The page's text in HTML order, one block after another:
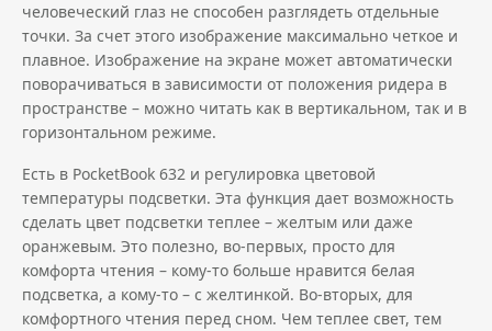
человеческий глаз не способен разглядеть отдельные
точки. За счет этого изображение максимально четкое и
плавное. Изображение на экране может автоматически
поворачиваться в зависимости от положения ридера в
пространстве – можно читать как в вертикальном, так и в
горизонтальном режиме.
Есть в PocketBook 632 и регулировка цветовой
температуры подсветки. Эта функция дает возможность
сделать цвет подсветки теплее – желтым или даже
оранжевым. Это полезно, во-первых, просто для
комфорта чтения – кому-то больше нравится белая
подсветка, а кому-то – с желтинкой. Во-вторых, для
комфортного чтения перед сном. Чем теплее свет, тем